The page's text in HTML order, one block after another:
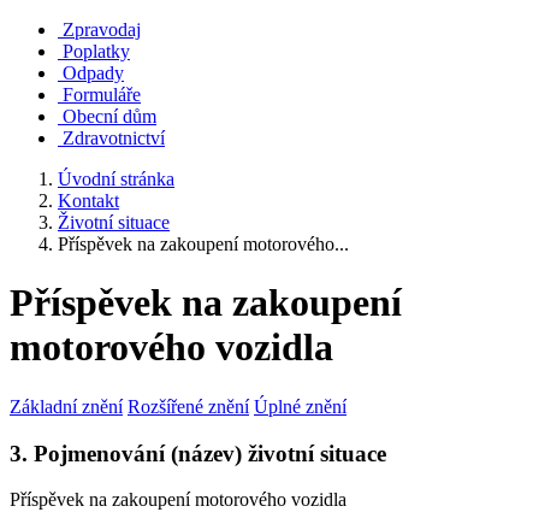
Zpravodaj
Poplatky
Odpady
Formuláře
Obecní dům
Zdravotnictví
Úvodní stránka
Kontakt
Životní situace
Příspěvek na zakoupení motorového...
Příspěvek na zakoupení
motorového vozidla
Základní znění Rozšířené znění Úplné znění
3. Pojmenování (název) životní situace
Příspěvek na zakoupení motorového vozidla